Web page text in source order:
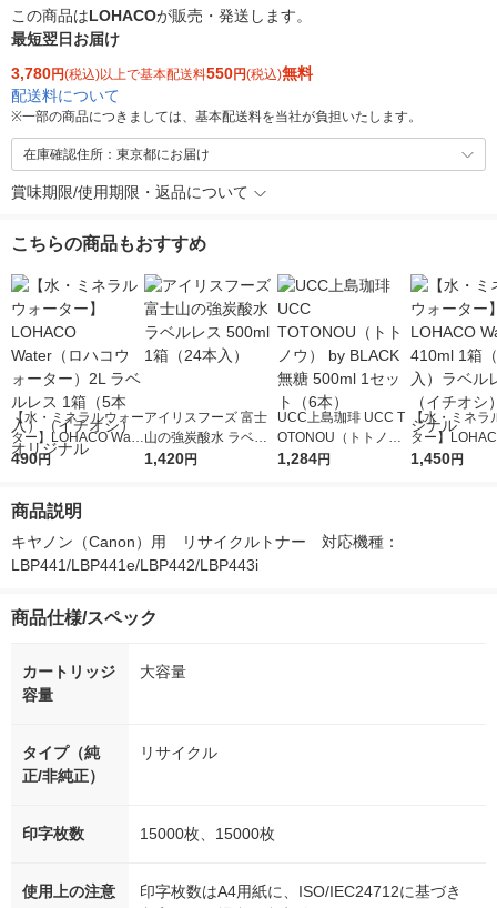
この商品はLOHACOが販売・発送します。
最短翌日お届け
3,780円(税込)以上で基本配送料550円(税込)無料
配送料について
※一部の商品につきましては、基本配送料を当社が負担いたします。
在庫確認住所：東京都にお届け
賞味期限/使用期限・返品について
こちらの商品もおすすめ
【水・ミネラルウォー
ター】LOHACO Wate
r（ロハコウォータ
シ） オリジナル
490円
アイリスフーズ 富士
山の強炭酸水 ラベル
レス 500ml 1箱（24
1,420円
UCC上島珈琲 UCC T
OTONOU（トトノ
ウ） by BLACK無糖 5
1,284円
【水・ミネラ
ター】
r 410ml 1箱（
1,450円
商品説明
キヤノン（Canon）用　リサイクルトナー　対応機種：
LBP441/LBP441e/LBP442/LBP443i
商品仕様/スペック
カートリッジ
容量
大容量
タイプ（純
正/非純正）
リサイクル
印字枚数 15000枚、15000枚
使用上の注意
印字枚数はA4用紙に、ISO/IEC24712に基づき